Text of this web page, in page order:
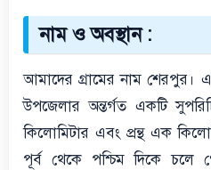
নাম ও অবস্থান :
আমাদের গ্রামের নাম শেরপুর।
উপজেলার অন্তর্গত একটি
কিলোমিটার এবং প্রন্থ এক
পূর্ব থেকে পশ্চিম দিকে চলে